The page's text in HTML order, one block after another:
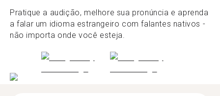
Pratique a audição, melhore sua pronúncia e aprenda
a falar um idioma estrangeiro com falantes nativos -
não importa onde você esteja.